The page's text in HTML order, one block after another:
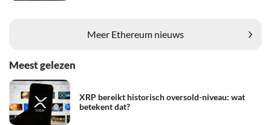
Meer Ethereum nieuws
Meest gelezen
XRP bereikt historisch oversold-niveau: wat
betekent dat?